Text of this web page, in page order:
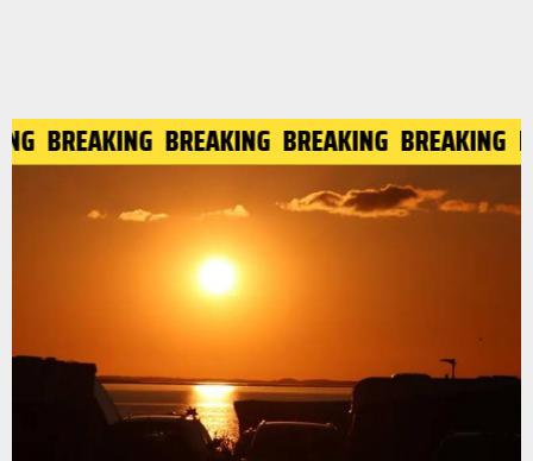
BREAKING BREAKING BREAKING BREAKING